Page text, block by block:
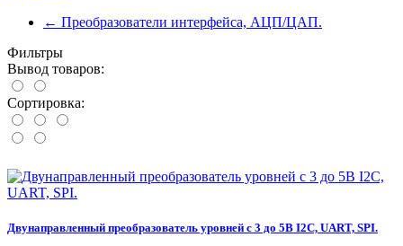
← Преобразователи интерфейса, АЦП/ЦАП.
Фильтры
Вывод товаров:
Сортировка:
Двунаправленный преобразователь уровней с 3 до 5В I2C, UART, SPI.